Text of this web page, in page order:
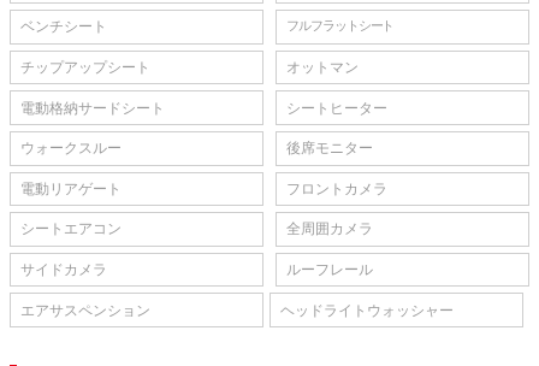
ベンチシート フルフラットシート
チップアップシート オットマン
電動格納サードシート シートヒーター
ウォークスルー 後席モニター
電動リアゲート フロントカメラ
シートエアコン 全周囲カメラ
サイドカメラ ルーフレール
エアサスペンション ヘッドライトウォッシャー